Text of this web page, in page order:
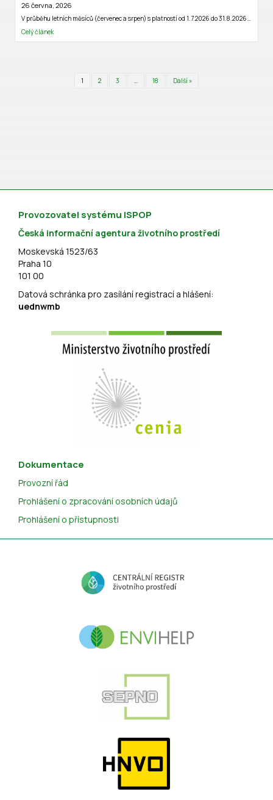
26 června, 2026
V průběhu letních měsíců (červenec a srpen) s platností od 1.7.2026 do 31.8.2026…
Celý článek
1 2 3 … 18 Další »
Provozovatel systému ISPOP
Česká informační agentura životního prostředí
Moskevská 1523/63
Praha 10
101 00
Datová schránka pro zasílání registrací a hlášení:
uednwmb
Dokumentace
Provozní řád
Prohlášení o zpracování osobních údajů
Prohlášení o přístupnosti